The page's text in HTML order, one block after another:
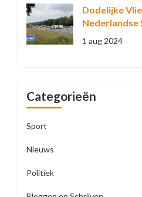
Dodelijke
Nederlandse
Veroorzaakt
Verdriet
1 aug 2024
Categorieën
Sport
Nieuws
Politiek